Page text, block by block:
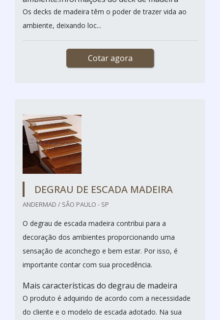
Os decks de madeira têm o poder de trazer vida ao
ambiente, deixando loc...
Cotar agora
DEGRAU DE ESCADA MADEIRA
ANDERMAD / SÃO PAULO - SP
O degrau de escada madeira contribui para a
decoração dos ambientes proporcionando uma
sensação de aconchego e bem estar. Por isso, é
importante contar com sua procedência.
Mais características do degrau de madeira
O produto é adquirido de acordo com a necessidade
do cliente e o modelo de escada adotado. Na sua